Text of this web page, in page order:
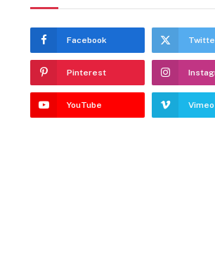
Facebook
Pinterest
YouTube Vimeo